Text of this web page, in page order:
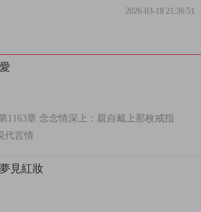
2026-03-18 21:36:51
1163章 念念情深上：親自戴上那枚戒指
代言情
見紅妝